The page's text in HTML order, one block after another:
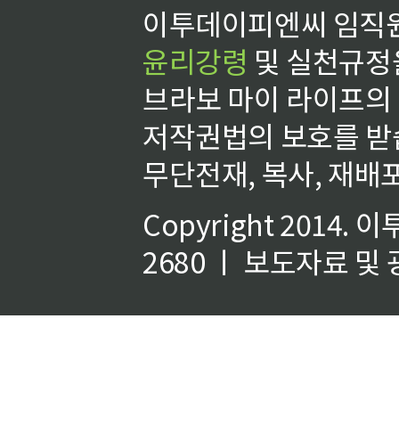
이투데이피엔씨 임
윤리강령 및 실천규
브라보 마이 라이프
저작권법의 보호를
무단전재, 복사, 재배
Copyright 2014. 이
2680 ㅣ 보도자료